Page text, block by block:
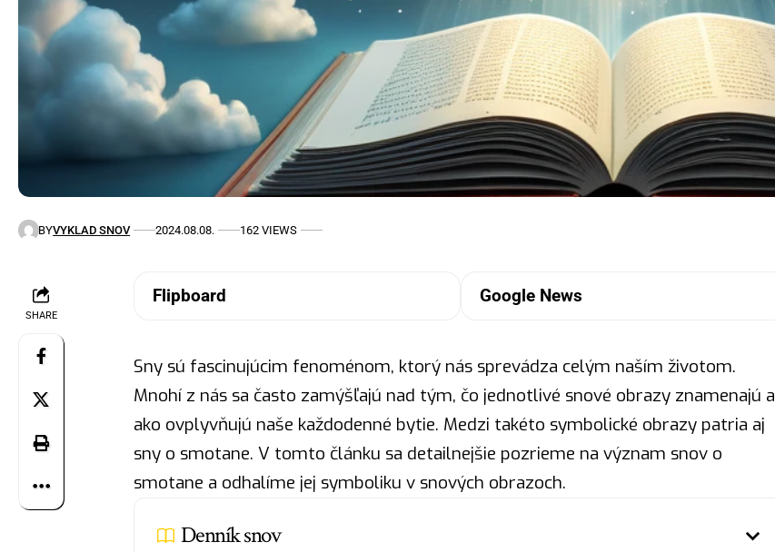
BYVYKLAD SNOV 2024.08.08. 162 VIEWS
SHARE
Flipboard Google News
Sny sú fascinujúcim fenoménom, ktorý nás sprevádza celým naším životom.
Mnohí z nás sa často zamýšľajú nad tým, čo jednotlivé snové obrazy znamenajú a
ako ovplyvňujú naše každodenné bytie. Medzi takéto symbolické obrazy patria aj
sny o smotane. V tomto článku sa detailnejšie pozrieme na význam snovo
smotane a odhalíme jej symboliku v snových obrazoch.
Denník snov